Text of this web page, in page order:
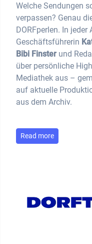
Welche Sendungen
verpassen? Genau
DORFperlen. In
Geschäftsführerin
Bibi Finster und
über persönliche
Mediathek aus –
auf aktuelle
aus dem Archiv.
Read more